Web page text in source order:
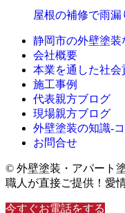
屋根の補修で雨
静岡市の外壁塗
会社概要
本業を通した社会
施工事例
代表親方ブログ
現場親方ブログ
外壁塗装の知識‐
お問合せ
© 外壁塗装・アパート
職人が直接ご提供！愛
今すぐお電話をする